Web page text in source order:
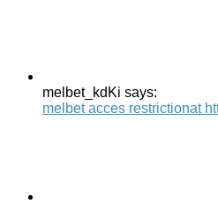
melbet_kdKi says:
melbet acces restrictionat